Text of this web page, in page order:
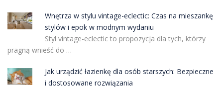
Wnętrza w stylu vintage-eclectic: Czas na mieszankę
stylów i epok w modnym wydaniu
Styl vintage-eclectic to propozycja dla tych, którzy
pragną wnieść do …
Jak urządzić łazienkę dla osób starszych: Bezpieczne
i dostosowane rozwiązania